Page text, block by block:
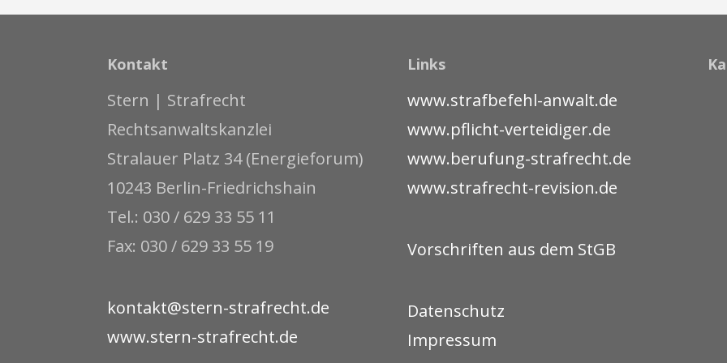
Kontakt
Stern | Strafrecht
Rechtsanwaltskanzlei
Stralauer Platz 34 (Energieforum)
10243 Berlin-Friedrichshain
Tel.: 030 / 629 33 55 11
Fax: 030 / 629 33 55 19
kontakt@stern-strafrecht.de
www.stern-strafrecht.de
Links
www.strafbefehl-anwalt.de
www.pflicht-verteidiger.de
www.berufung-strafrecht.de
www.strafrecht-revision.de
Vorschriften aus dem StGB
Datenschutz
Impressum